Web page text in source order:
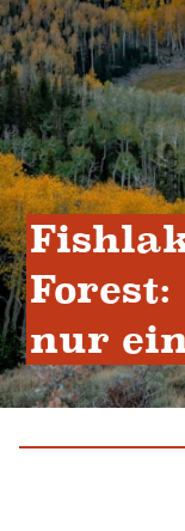
nur